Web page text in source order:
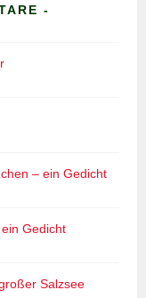
-
– ein Gedicht
Gedicht
Salzsee